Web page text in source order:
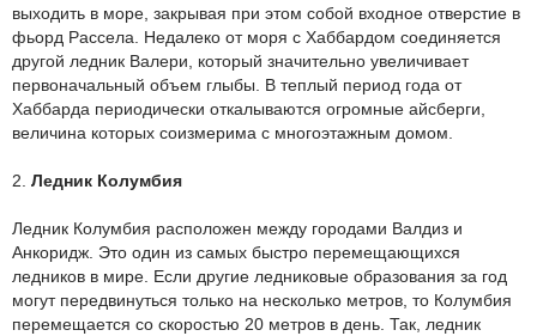
выходить в море, закрывая при этом собой входное отверстие в
фьорд Рассела. Недалеко от моря с Хаббардом соединяется
другой ледник Валери, который значительно увеличивает
первоначальный объем глыбы. В теплый период года от
Хаббарда периодически откалываются огромные айсберги,
величина которых соизмерима с многоэтажным домом.
2. Ледник Колумбия
Ледник Колумбия расположен между городами Валдиз и
Анкоридж. Это один из самых быстро перемещающихся
ледников в мире. Если другие ледниковые образования за год
могут передвинуться только на несколько метров, то Колумбия
перемещается со скоростью 20 метров в день. Так, ледник